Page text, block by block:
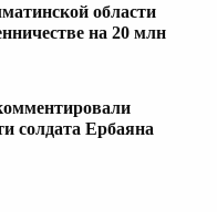
области
на 20 млн
солдата Ербаяна